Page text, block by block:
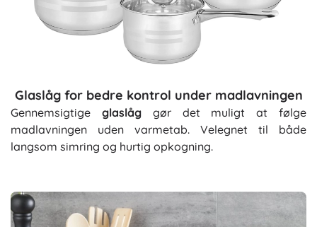
Glaslåg for bedre kontrol under madlavningen
Gennemsigtige glaslåggør det muligt at følge
madlavningen uden varmetab. Velegnet til både
langsom simring og hurtig opkogning.